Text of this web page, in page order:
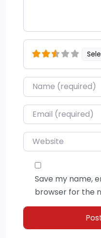
Name*
Email*
Website
Save my name,
browser for the